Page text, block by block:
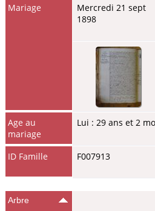
Mariage
Mercredi 21 sept
1898
Age au
mariage
Lui : 29 ans et 2
ID Famille F007913
Arbre